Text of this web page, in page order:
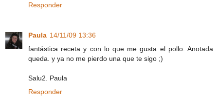
Responder
Paula 14/11/09 13:36
fantástica receta y con lo que me gusta el pollo. Anotada
queda. y ya no me pierdo una que te sigo ;)
Salu2. Paula
Responder